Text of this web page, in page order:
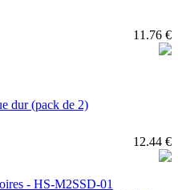
11.76 €
dur (pack de 2)
12.44 €